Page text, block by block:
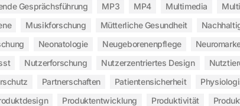
Gesprächsführung MP3 MP4 Multimedia
Musikforschung Mütterliche Gesundheit
Neonatologie Neugeborenenpflege
Nutzerforschung Nutzerzentriertes Design
Partnerschaften Patientensicherheit
Produktentwicklung Produktivität